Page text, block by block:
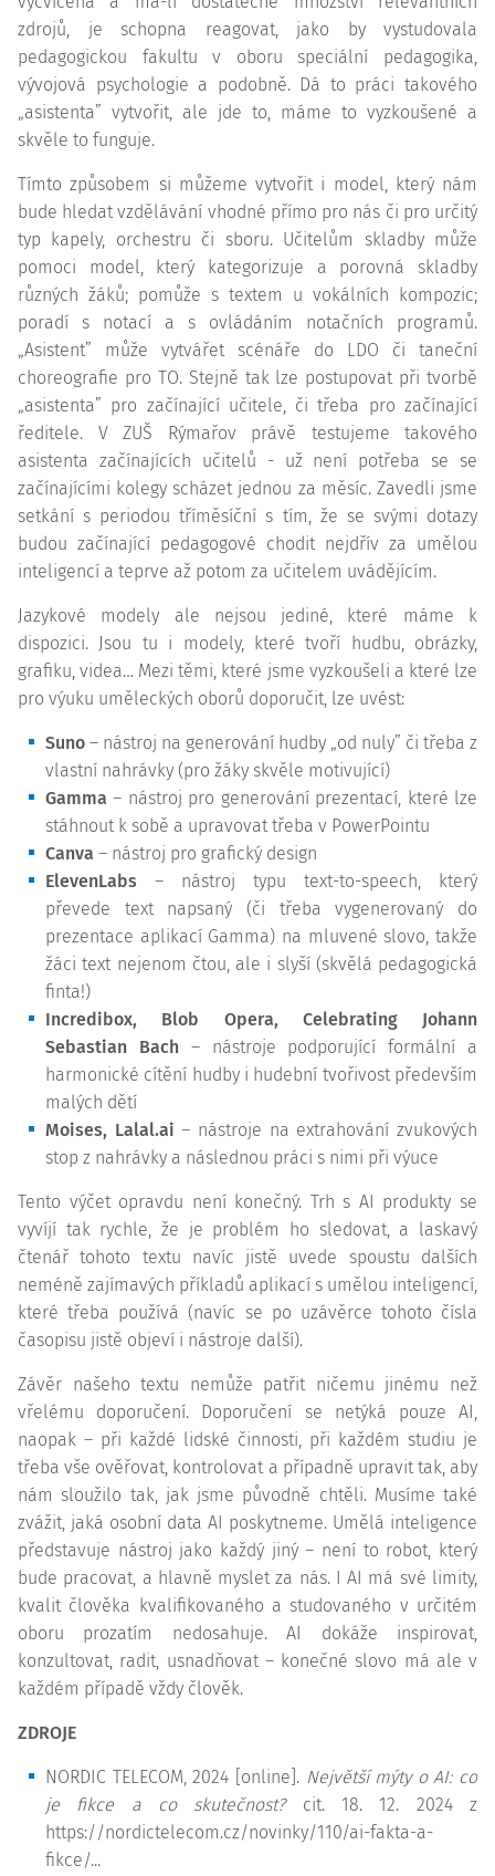
zdrojů, je schopna reagovat, jako by vystudovala
pedagogickou fakultu v oboru speciální pedagogika,
vývojová psychologie a podobně. Dá to práci takového
„asistenta” vytvořit, ale jde to, máme to vyzkoušené a
skvěle to funguje.
Tímto způsobem si můžeme vytvořit i model, který nám
bude hledat vzdělávání vhodné přímo pro nás či pro určitý
typ kapely, orchestru či sboru. Učitelům skladby může
pomoci model, který kategorizuje a porovná skladby
různých žáků; pomůže s textem u vokálních kompozic;
poradí s notací a s ovládáním notačních programů.
„Asistent” může vytvářet scénáře do LDO či taneční
choreografie pro TO. Stejně tak lze postupovat při tvorbě
„asistenta” pro začínající učitele, či třeba pro začínající
ředitele. V ZUŠ Rýmařov právě testujeme takového
asistenta začínajících učitelů - už není potřeba se se
začínajícími kolegy scházet jednou za měsíc. Zavedli jsme
setkání s periodou tříměsíční s tím, že se svými dotazy
budou začínající pedagogové chodit nejdřív za umělou
inteligencí a teprve až potom za učitelem uvádějícím.
Jazykové modely ale nejsou jediné, které máme k
dispozici. Jsou tu i modely, které tvoří hudbu, obrázky,
grafiku, videa… Mezi těmi, které jsme vyzkoušeli a které lze
pro výuku uměleckých oborů doporučit, lze uvést:
Suno – nástroj na generování hudby „od nuly” či třeba z
vlastní nahrávky (pro žáky skvěle motivující)
Gamma – nástroj pro generování prezentací, které lze
stáhnout k sobě a upravovat třeba v PowerPointu
Canva – nástroj pro grafický design
ElevenLabs – nástroj typu text-to-speech, který
převede text napsaný (či třeba vygenerovaný do
prezentace aplikací Gamma) na mluvené slovo, takže
žáci text nejenom čtou, ale i slyší (skvělá pedagogická
finta!)
Incredibox, Blob Opera, Celebrating Johann
Sebastian Bach– nástroje podporující formální a
harmonické cítění hudby i hudební tvořivost především
malých dětí
Moises, Lalal.ai – nástroje na extrahování zvukových
stop z nahrávky a následnou práci s nimi při výuce
Tento výčet opravdu není konečný. Trh s AI produkty se
vyvíjí tak rychle, že je problém ho sledovat, a laskavý
čtenář tohoto textu navíc jistě uvede spoustu dalších
neméně zajímavých příkladů aplikací s umělou inteligencí,
které třeba používá (navíc se po uzávěrce tohoto čísla
časopisu jistě objeví i nástroje další).
Závěr našeho textu nemůže patřit ničemu jinému než
vřelému doporučení. Doporučení se netýká pouze AI,
naopak – při každé lidské činnosti, při každém studiu je
třeba vše ověřovat, kontrolovat a případně upravit tak, aby
nám sloužilo tak, jak jsme původně chtěli. Musíme také
zvážit, jaká osobní data AI poskytneme. Umělá inteligence
představuje nástroj jako každý jiný – není to robot, který
bude pracovat, a hlavně myslet za nás. I AI má své limity,
kvalit člověka kvalifikovaného a studovaného v určitém
oboru prozatím nedosahuje. AI dokáže inspirovat,
konzultovat, radit, usnadňovat – konečné slovo má ale v
každém případě vždy člověk.
ZDROJE
NORDIC TELECOM, 2024 [online]. Největší mýty o AI: co
je fikce a co skutečnost?cit. 18. 12. 2024 z
https://nordictelecom.cz/novinky/110/ai-fakta-a-
fikce/...